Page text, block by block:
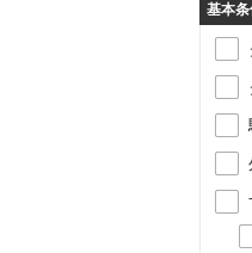
基本